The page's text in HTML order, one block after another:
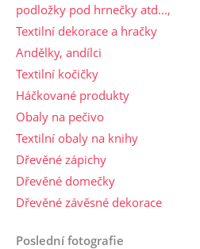
podložky pod hrnečky atd...,
Textilní dekorace a hračky
Andělky, andílci
Textilní kočičky
Háčkované produkty
Obaly na pečivo
Textilní obaly na knihy
Dřevěné zápichy
Dřevěné domečky
Dřevěné závěsné dekorace
Poslední fotografie